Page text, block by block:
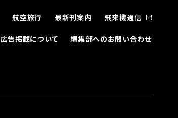
航空旅行 最新刊案内 飛来機通信
広告掲載について 編集部へのお問い合わせ